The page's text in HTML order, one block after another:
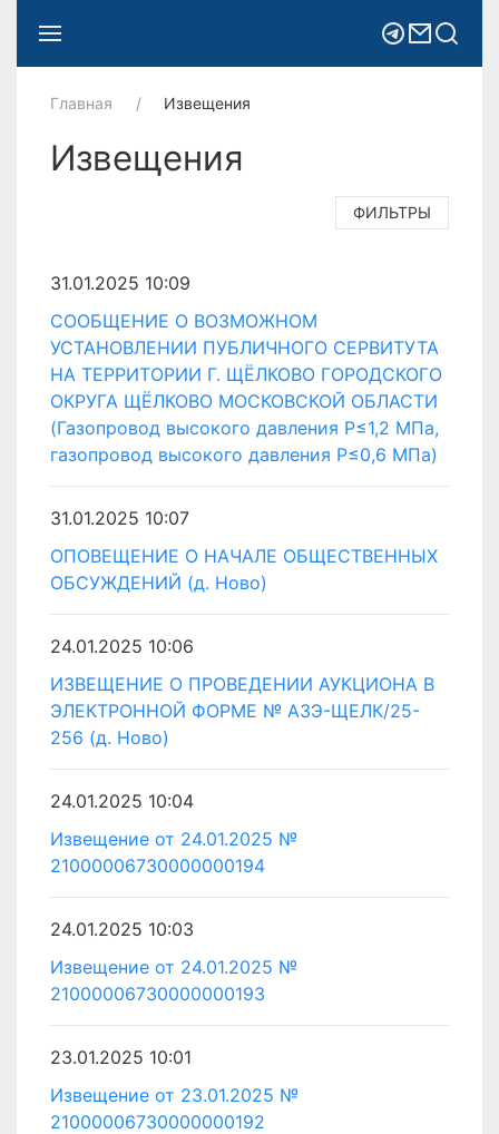
Главная Извещения
Извещения
ФИЛЬТРЫ
31.01.2025 10:09
СООБЩЕНИЕ О ВОЗМОЖНОМ
УСТАНОВЛЕНИИ ПУБЛИЧНОГО СЕРВИТУТА
НА ТЕРРИТОРИИ Г. ЩЁЛКОВО ГОРОДСКОГО
ОКРУГА ЩЁЛКОВО МОСКОВСКОЙ ОБЛАСТИ
(Газопровод высокого давления Р≤1,2 МПа,
газопровод высокого давления Р≤0,6 МПа)
31.01.2025 10:07
ОПОВЕЩЕНИЕ О НАЧАЛЕ ОБЩЕСТВЕННЫХ
ОБСУЖДЕНИЙ (д. Ново)
24.01.2025 10:06
ИЗВЕЩЕНИЕ О ПРОВЕДЕНИИ АУКЦИОНА В
ЭЛЕКТРОННОЙ ФОРМЕ № АЗЭ-ЩЕЛК/25-
256 (д. Ново)
24.01.2025 10:04
Извещение от 24.01.2025 №
21000006730000000194
24.01.2025 10:03
Извещение от 24.01.2025 №
21000006730000000193
23.01.2025 10:01
Извещение от 23.01.2025 №
21000006730000000192